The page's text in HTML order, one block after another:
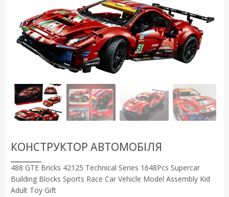
КОНСТРУКТОР АВТОМОБІЛЯ
488 GTE Bricks 42125 Technical Series 1648Pcs Supercar
Building Blocks Sports Race Car Vehicle Model Assembly Kid
Adult Toy Gift